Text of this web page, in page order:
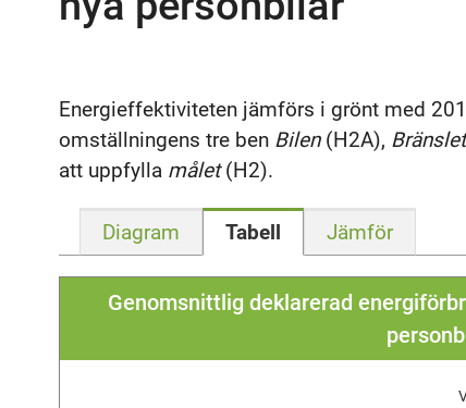
Energieffektiviteten jämförs i grönt med
omställningens tre ben Bilen(H2A), Bränslet
att uppfylla målet(H2).
Diagram Tabell Jämför
Genomsnittlig deklarerad